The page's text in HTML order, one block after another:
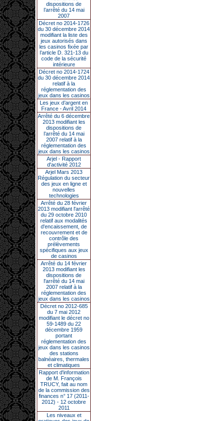
dispositions de
l’arrêté du 14 mai
2007
Décret no 2014-1726
du 30 décembre 2014
modifiant la liste des
jeux autorisés dans
les casinos fixée par
l’article D. 321-13 du
code de la sécurité
intérieure
Décret no 2014-1724
du 30 décembre 2014
relatif à la
réglementation des
jeux dans les casinos
Les jeux d’argent en
France - Avril 2014
Arrêté du 6 décembre
2013 modifiant les
dispositions de
l’arrêté du 14 mai
2007 relatif à la
réglementation des
jeux dans les casinos
Arjel - Rapport
d'activité 2012
Arjel Mars 2013
Régulation du secteur
des jeux en ligne et
nouvelles
technologies
Arrêté du 28 février
2013 modifiant l'arrêté
du 29 octobre 2010
relatif aux modalités
d'encaissement, de
recouvrement et de
contrôle des
prélèvements
spécifiques aux jeux
de casinos
Arrêté du 14 février
2013 modifiant les
dispositions de
l'arrêté du 14 mai
2007 relatif à la
réglementation des
jeux dans les casinos
Décret no 2012-685
du 7 mai 2012
modifiant le décret no
59-1489 du 22
décembre 1959
portant
réglementation des
jeux dans les casinos
des stations
balnéaires, thermales
et climatiques
Rapport d'information
de M. François
TRUCY, fait au nom
de la commission des
finances n° 17 (2011-
2012) - 12 octobre
2011
Les niveaux et